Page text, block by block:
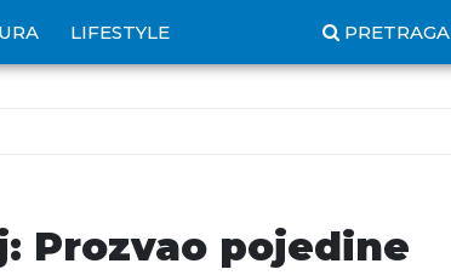
LIFESTYLE PRETRAGA
Prozvao pojedine